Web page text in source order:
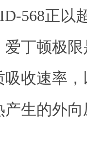
568正以
丁顿极
收速率
生的外